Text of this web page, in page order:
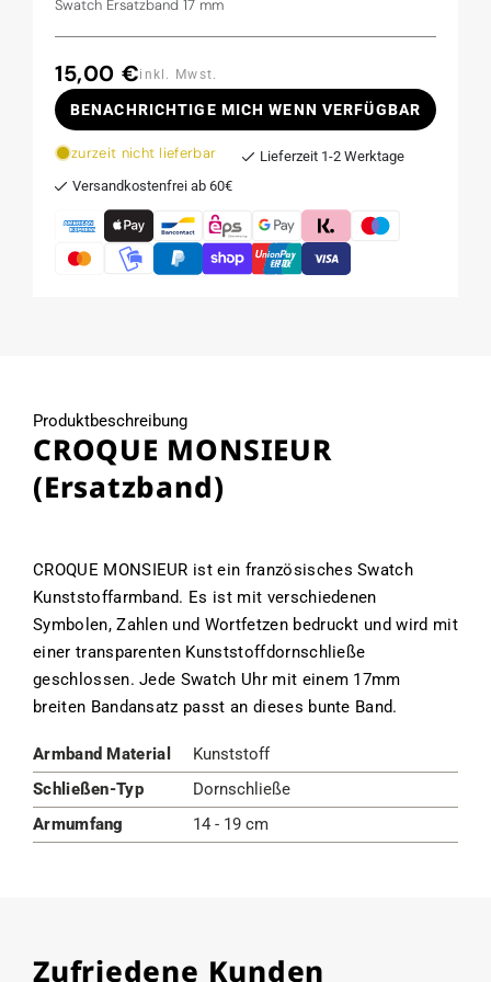
Swatch Ersatzband 17 mm
Normaler
Preis
15,00 €inkl. Mwst.
BENACHRICHTIGE MICH WENN VERFÜGBAR
zurzeit nicht lieferbar
Lieferzeit 1-2 Werktage
Versandkostenfrei ab 60€
Produktbeschreibung
CROQUE MONSIEUR
(Ersatzband)
CROQUE MONSIEUR ist ein französisches Swatch
Kunststoffarmband. Es ist mit verschiedenen
Symbolen, Zahlen und Wortfetzen bedruckt und wird mit
einer transparenten Kunststoffdornschließe
geschlossen. Jede Swatch Uhr mit einem 17mm
breiten Bandansatz passt an dieses bunte Band.
Armband Material
Kunststoff
Schließen-Typ
Dornschließe
Armumfang
14 - 19 cm
Zufriedene Kunden